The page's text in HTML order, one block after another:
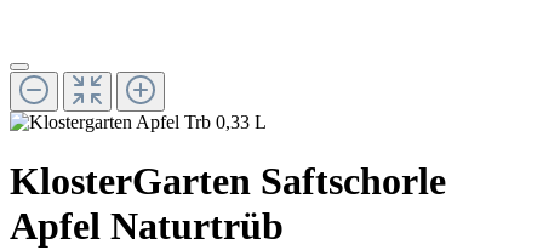
KlosterGarten Saftschorle
Apfel Naturtrüb